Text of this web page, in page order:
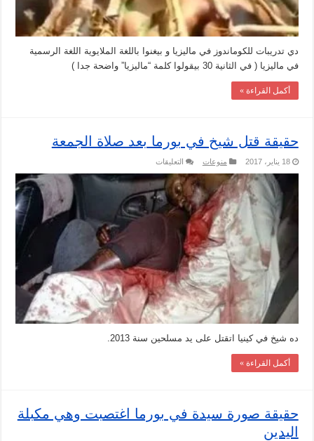
دي تدريبات للكوماندوز في ماليزيا و بيغنوا باللغة الملايوية اللغة الرسمية
في ماليزيا ( في الثانية 30 بيقولوا كلمة “ماليزيا” واضحة جدا )
أكمل القراءة »
حقيقة قتل شيخ في بورما بعد صلاة الجمعة
18 يناير، 2017 منوعات التعليقات
قتل
شيخ
في
بورما
بعد
ده شيخ في كينيا اتقتل على يد مسلحين سنة 2013.
أكمل القراءة »
حقيقة صورة سيدة في بورما اغتصبت وهي مكبلة
اليدين